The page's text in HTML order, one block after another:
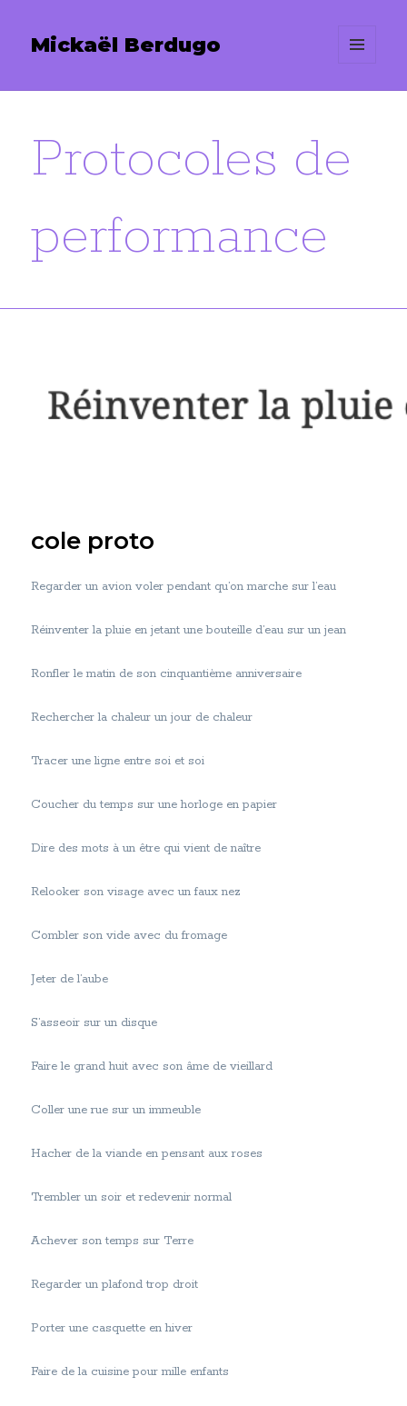
Mickaël Berdugo
Protocoles de
performance
cole proto
Regarder un avion voler pendant qu’on marche sur l’eau
Réinventer la pluie en jetant une bouteille d’eau sur un jean
Ronfler le matin de son cinquantième anniversaire
Rechercher la chaleur un jour de chaleur
Tracer une ligne entre soi et soi
Coucher du temps sur une horloge en papier
Dire des mots à un être qui vient de naître
Relooker son visage avec un faux nez
Combler son vide avec du fromage
Jeter de l’aube
S’asseoir sur un disque
Faire le grand huit avec son âme de vieillard
Coller une rue sur un immeuble
Hacher de la viande en pensant aux roses
Trembler un soir et redevenir normal
Achever son temps sur Terre
Regarder un plafond trop droit
Porter une casquette en hiver
Faire de la cuisine pour mille enfants